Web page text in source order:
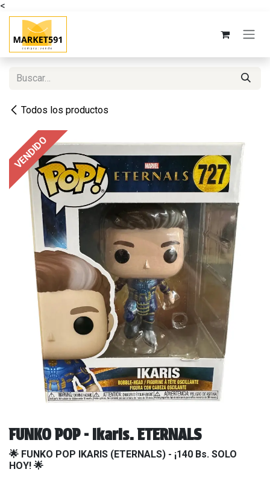
<
Ir al contenido
Todos los productos
VENDIDO
FUNKO POP - Ikaris. ETERNALS
🌟 FUNKO POP IKARIS (ETERNALS) - ¡140 Bs. SOLO
HOY! 🌟